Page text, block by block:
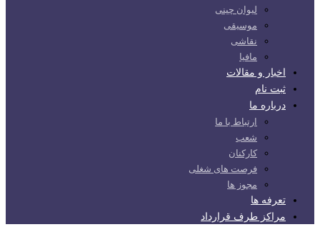
لیوان چینی
موسیقی
نقاشی
مافیا
اخبار و مقالات
ثبت نام
درباره ما
ارتباط با ما
شعب
کارکنان
فرصت های شغلی
مجوز ها
تعرفه ها
مراکز طرف قرارداد